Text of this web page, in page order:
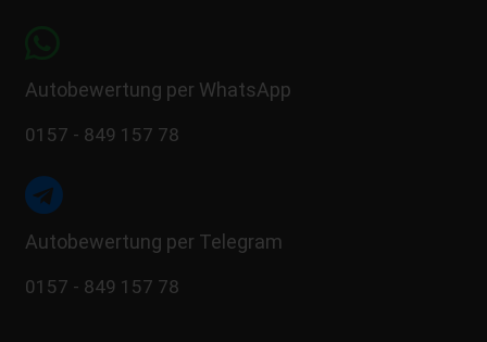
Autobewertung per WhatsApp
0157 - 849 157 78
Autobewertung per Telegram
0157 - 849 157 78